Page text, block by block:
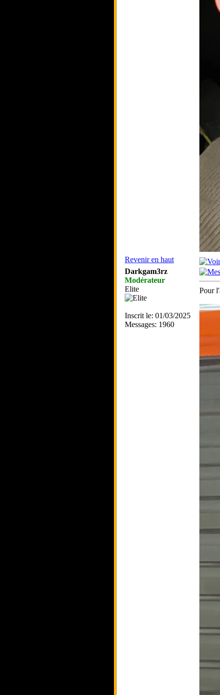
Revenir en haut
Darkgam3rz
Modérateur
Elite
Inscrit le: 01/03/2025
Messages: 1960
Pour